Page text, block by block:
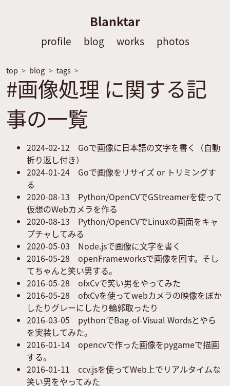
Blanktar
profile blog works photos
top blog tags
#画像処理 に関する記
事の一覧
2024-02-12
Goで画像に日本語の文字を書く（自動
折り返し付き）
2024-01-24
Goで画像をリサイズ or トリミングす
る
2020-08-13
Python/OpenCVでGStreamerを使って
仮想のWebカメラを作る
2020-08-13
Python/OpenCVでLinuxの画面をキャ
プチャしてみる
2020-05-03
Node.jsで画像に文字を書く
2016-05-28
openFrameworksで画像を回す。そし
てちゃんと笑い男する。
2016-05-28
ofxCvで笑い男をやってみた
2016-05-28
ofxCvを使ってwebカメラの映像をぼか
したりグレーにしたり輪郭取ったり
2016-03-05
pythonでBag-of-Visual Wordsとやら
を実装してみた。
2016-01-14
opencvで作った画像をpygameで描画
する。
2016-01-11
ccv.jsを使ってWeb上でリアルタイムな
笑い男をやってみた